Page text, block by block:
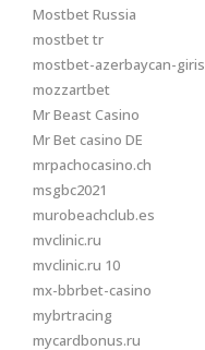
Mostbet Russia
mostbet tr
mostbet-azerbaycan-giris
mozzartbet
Mr Beast Casino
Mr Bet casino DE
mrpachocasino.ch
msgbc2021
murobeachclub.es
mvclinic.ru
mvclinic.ru 10
mx-bbrbet-casino
mybrtracing
mycardbonus.ru